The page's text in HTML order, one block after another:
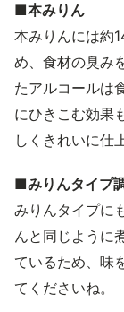
■本みりん
本みりんには約
め、食材の臭み
たアルコールは
にひきこむ効果
しくきれいに仕
■みりんタイプ
みりんタイプに
んと同じように
ているため、味
てくださいね。